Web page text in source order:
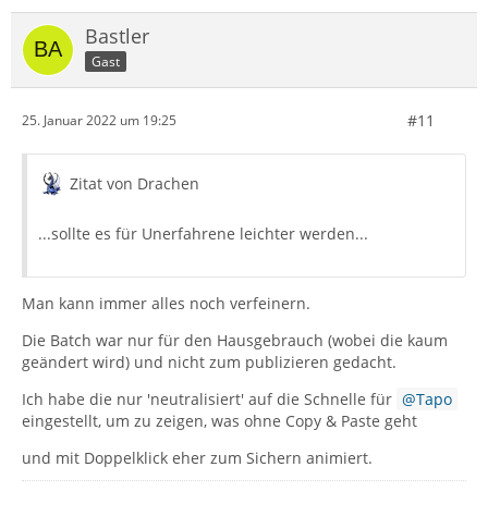
Bastler
Gast
25. Januar 2022 um 19:25 #11
Zitat von Drachen
...sollte es für Unerfahrene leichter werden...
Man kann immer alles noch verfeinern.
Die Batch war nur für den Hausgebrauch (wobei die kaum
geändert wird) und nicht zum publizieren gedacht.
Ich habe die nur 'neutralisiert' auf die Schnelle für
Tapo
eingestellt, um zu zeigen, was ohne Copy & Paste geht
und mit Doppelklick eher zum Sichern animiert.